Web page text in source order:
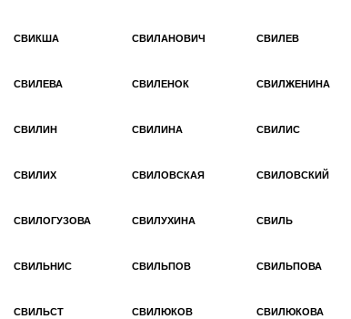
СВИКША СВИЛАНОВИЧ СВИЛЕВ
СВИЛЕВА СВИЛЕНОК СВИЛЖЕНИНА
СВИЛИН СВИЛИНА СВИЛИС
СВИЛИХ СВИЛОВСКАЯ СВИЛОВСКИЙ
СВИЛОГУЗОВА СВИЛУХИНА СВИЛЬ
СВИЛЬНИС СВИЛЬПОВ СВИЛЬПОВА
СВИЛЬСТ СВИЛЮКОВ СВИЛЮКОВА